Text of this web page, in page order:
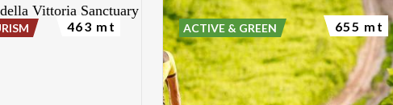
463 mt ACTIVE & GREEN 655 mt